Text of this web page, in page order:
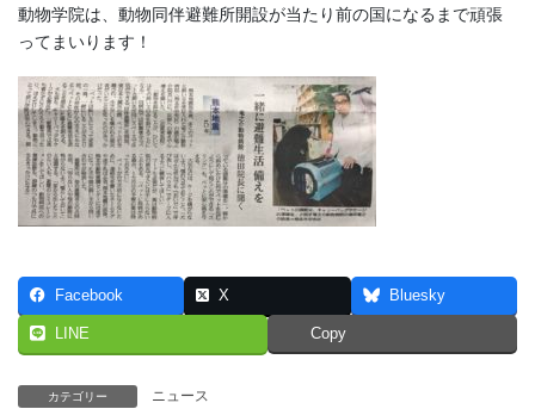
動物学院は、動物同伴避難所開設が当たり前の国になるまで頑張
ってまいります！
Facebook X Bluesky
LINE Copy
カテゴリー ニュース